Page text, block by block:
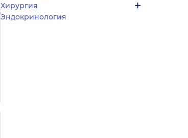
Хирургия
Эндокринология